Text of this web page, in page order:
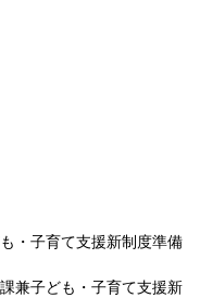
・子育て支援新制度準備
兼子ども・子育て支援新